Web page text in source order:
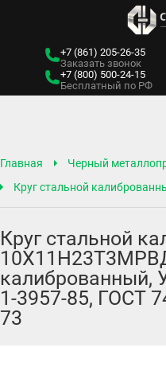
+7 (861) 205-26-35
Заказать звонок
+7 (800) 500-24-15
Бесплатный по РФ
Главная Черный
Круг стальной
Круг стальной
калиброванный,
1-3957-85, ГОСТ
73